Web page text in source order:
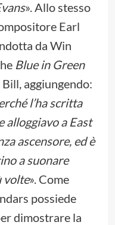
». Allo stesso
Earl
da Win
Blue in Green
aggiungendo:
l’ha scritta
alloggiavo a East
ascensore, ed è
a suonare
volte». Come
possiede
dimostrare la